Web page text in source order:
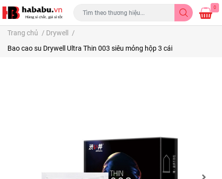
0
Trang chủ / Drywell
/
Bao cao su Drywell Ultra Thin 003 siêu mỏng hộp 3 cái